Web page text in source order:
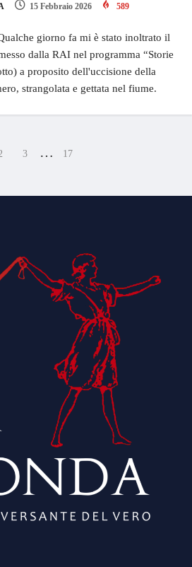
15 Febbraio 2026 589
giorno fa mi è stato inoltrato il
dalla RAI nel programma “Storie
a proposito dell'uccisione della
strangolata e gettata nel fiume.
3 … 17